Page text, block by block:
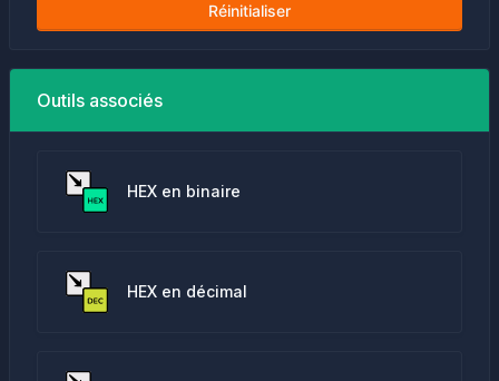
Réinitialiser
Outils associés
HEX en binaire
HEX en décimal